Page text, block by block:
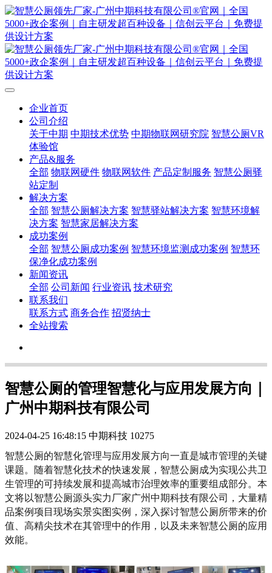
企业首页
公司介绍
关于中期 中期技术优势 中期物联网研究院 智慧公厕VR
体验馆
产品&服务
全部 物联网硬件 物联网软件 产品定制服务 智慧公厕驿
站定制
解决方案
全部 智慧公厕解决方案 智慧驿站解决方案 智慧环境解
决方案 智慧家居解决方案
成功案例
全部 智慧公厕成功案例 智慧环境监测成功案例 智慧环
保净化成功案例
新闻资讯
全部 公司新闻 行业资讯 技术研究
联系我们
联系方式 商务合作 招贤纳士
全站搜索
智慧公厕的管理智慧化与应用发展方向｜
广州中期科技有限公司
2024-04-25 16:48:15 中期科技 10275
智慧公厕的智慧化管理与应用发展方向一直是城市管理的关键
课题。随着智慧化技术的快速发展，智慧公厕成为实现公共卫
生管理的可持续发展和提高城市治理效率的重要组成部分。本
文将以智慧公厕源头实力厂家广州中期科技有限公司，大量精
品案例项目现场实景实图实例，深入探讨智慧公厕所带来的价
值、高精尖技术在其管理中的作用，以及未来智慧公厕的应用
效能。